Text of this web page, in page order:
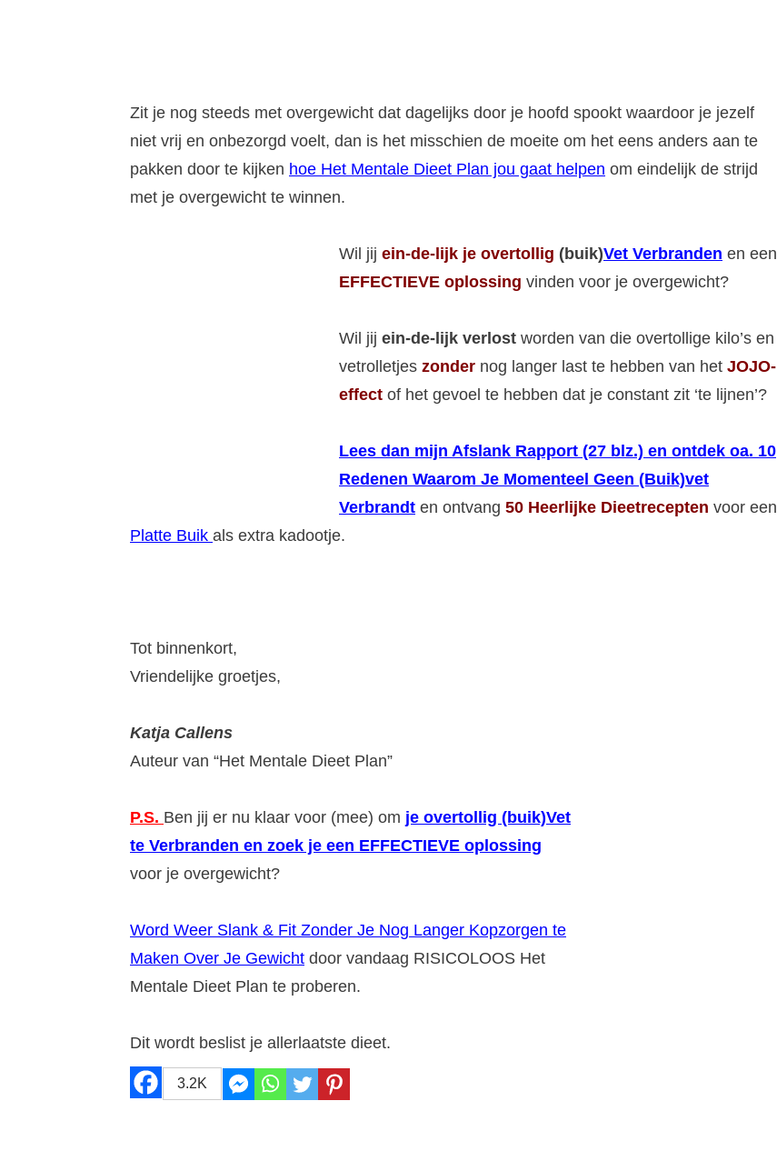
Zit je nog steeds met overgewicht dat dagelijks door je hoofd spookt waardoor je jezelf
niet vrij en onbezorgd voelt, dan is het misschien de moeite om het eens anders aan te
pakken door te kijken hoe Het Mentale Dieet Plan jou gaat helpen om eindelijk de strijd
met je overgewicht te winnen.
Wil jij ein-de-lijk je overtollig (buik)Vet Verbranden en een
EFFECTIEVE oplossing vinden voor je overgewicht?
Wil jij ein-de-lijk verlost worden van die overtollige kilo’s en
vetrolletjes zonder nog langer last te hebben van het JOJO-
effect of het gevoel te hebben dat je constant zit ‘te lijnen’?
Lees dan mijn Afslank Rapport (27 blz.) en ontdek oa. 10
Redenen Waarom Je Momenteel Geen (Buik)vet
Verbrandt en ontvang 50 Heerlijke Dieetrecepten voor een
Platte Buik als extra kadootje.
Tot binnenkort,
Vriendelijke groetjes,
Katja Callens
Auteur van “Het Mentale Dieet Plan”
P.S. Ben jij er nu klaar voor (mee) om je overtollig (buik)Vet
te Verbranden en zoek je een EFFECTIEVE oplossing
voor je overgewicht?
Word Weer Slank & Fit Zonder Je Nog Langer Kopzorgen te
Maken Over Je Gewicht door vandaag RISICOLOOS Het
Mentale Dieet Plan te proberen.
Dit wordt beslist je allerlaatste dieet.
3.2K